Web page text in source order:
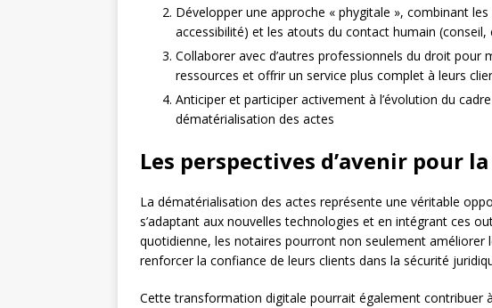
Développer une approche « phygitale », combinant
accessibilité) et les atouts du contact humain (conseil,
Collaborer avec d’autres professionnels du droit pour
ressources et offrir un service plus complet à leurs
Anticiper et participer activement à l’évolution du
dématérialisation des actes
Les perspectives d’avenir pour
La dématérialisation des actes représente une véritable
s’adaptant aux nouvelles technologies et en intégrant ces
quotidienne, les notaires pourront non seulement améliorer
renforcer la confiance de leurs clients dans la sécurité
Cette transformation digitale pourrait également contribuer